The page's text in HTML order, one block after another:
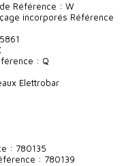
Référence : W
incorporés Référence
: Q
Elettrobar
: 780135
: 780139